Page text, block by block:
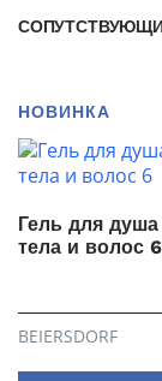
НОВИНКА
Гель для душа
тела и волос 6
BEIERSDORF